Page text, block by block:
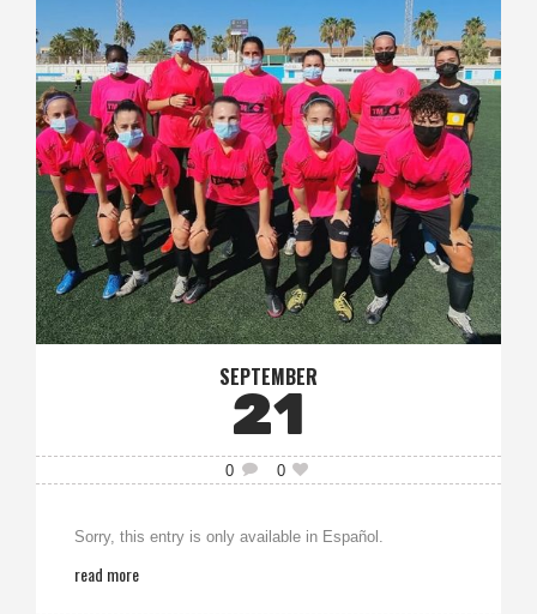
SEPTEMBER
21
0 0
Sorry, this entry is only available in Español.
read more